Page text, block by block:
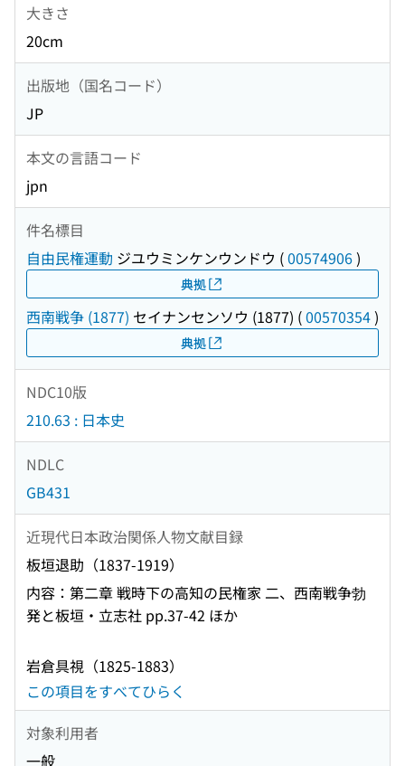
大きさ
20cm
出版地（国名コード）
JP
本文の言語コード
jpn
件名標目
自由民権運動 ジユウミンケンウンドウ (00574906)
典拠
西南戦争 (1877) セイナンセンソウ (1877) (00570354)
典拠
NDC10版
210.63 : 日本史
NDLC
GB431
近現代日本政治関係人物文献目録
板垣退助（1837-1919）
内容：第二章 戦時下の高知の民権家 二、西南戦争勃
発と板垣・立志社 pp.37-42 ほか
岩倉具視（1825-1883）
この項目をすべてひらく
対象利用者
一般